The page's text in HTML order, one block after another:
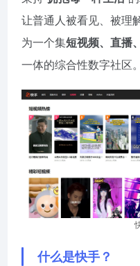
让普通人被看见、被理
为一个集短视频、直播
一体的综合性数字社区。
什么是快手？